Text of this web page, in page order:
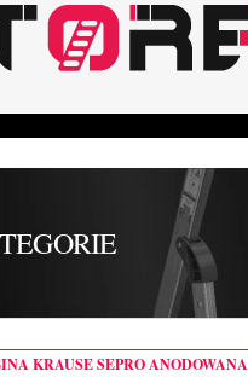
KRAUSE SEPRO ANODOWANA